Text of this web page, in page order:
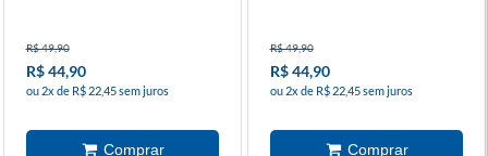
R$ 49,90
R$ 44,90
ou 2x de R$ 22,45 sem juros
R$ 49,90
R$ 44,90
ou 2x de R$ 22,45 sem juros